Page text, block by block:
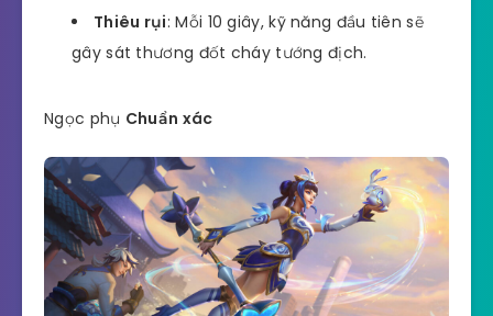
Thiêu rụi: Mỗi 10 giây, kỹ năng đầu tiên sẽ
gây sát thương đốt cháy tướng địch.
Ngọc phụ Chuẩn xác